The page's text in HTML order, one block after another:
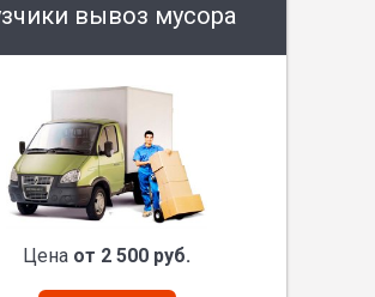
вывоз мусора
Цена от 2 500 руб.